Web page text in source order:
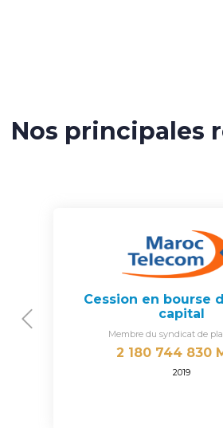
Nos principales
Cession en bourse
capital
Membre du syndicat de
2 180 744 830
2019
Previous